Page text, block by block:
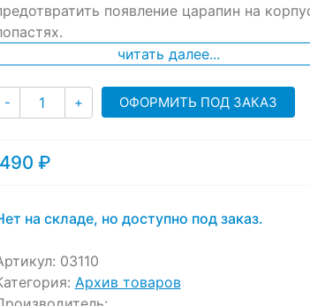
появление царапин на
читать далее...
- Количество
+ ОФОРМИТЬ ПОД ЗАКАЗ
490 ₽
на складе, но доступно под заказ.
03110
Архив товаров